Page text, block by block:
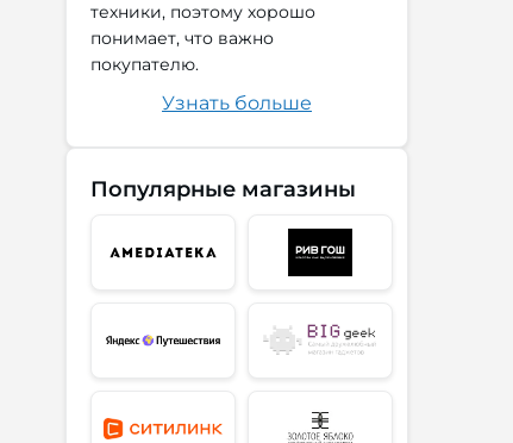
техники, поэтому хорошо
понимает, что важно
покупателю.
Узнать больше
Популярные магазины